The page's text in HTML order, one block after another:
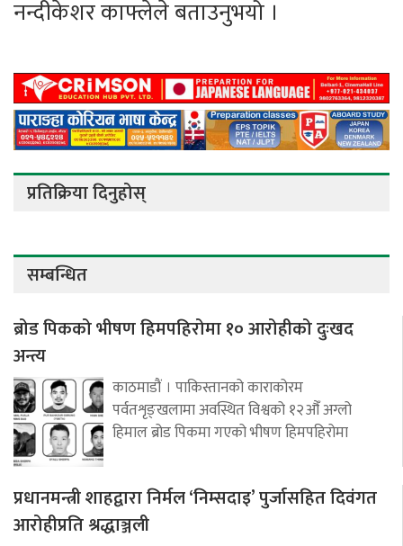
नन्दीकेशर काफ्लेले बताउनुभयो ।
प्रतिक्रिया दिनुहोस्
सम्बन्धित
ब्रोड पिकको भीषण हिमपहिरोमा १० आरोहीको दुःखद
अन्त्य
काठमाडौं । पाकिस्तानको काराकोरम
पर्वतशृङ्खलामा अवस्थित विश्वको १२औँ अग्लो
हिमाल ब्रोड पिकमा गएको भीषण हिमपहिरोमा
प्रधानमन्त्री शाहद्वारा निर्मल ‘निम्सदाइ’ पुर्जासहित दिवंगत
आरोहीप्रति श्रद्धाञ्जली